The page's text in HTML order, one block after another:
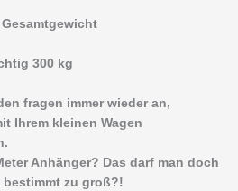
300 kg
fragen immer wieder an,
Ihrem kleinen Wagen
Anhänger? Das darf man doch
zu groß?!